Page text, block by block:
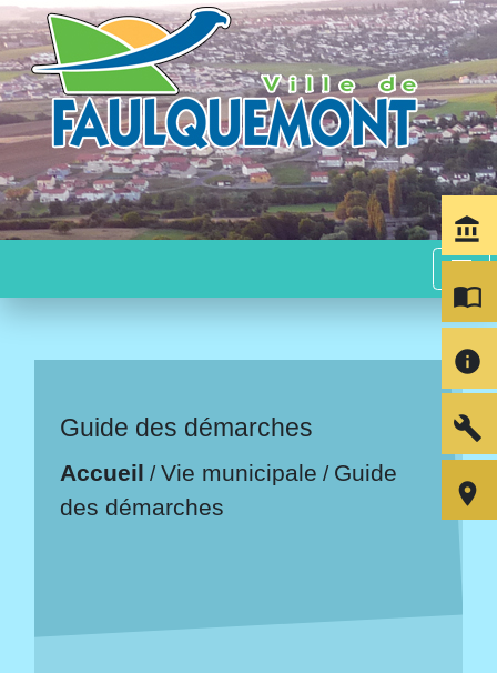
menu
Guide des démarches
Accueil /Vie municipale / Guide
des démarches
account_balance
import_contacts
info
build
room